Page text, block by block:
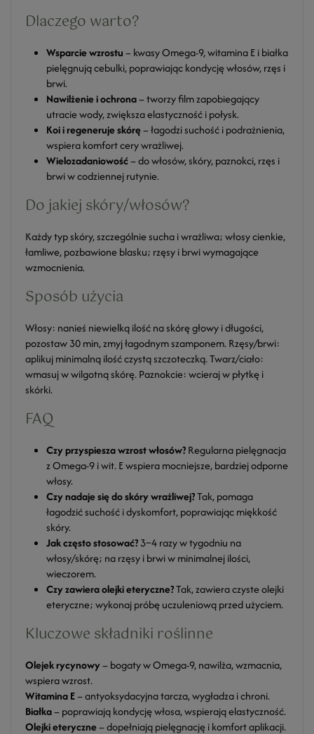
Dlaczego warto?
Wsparcie wzrostu– kwasy Omega-9, witamina E i białka
pielęgnują cebulki, poprawiając kondycję włosów, rzęs i
brwi.
Nawilżenie i ochrona– tworzy film zapobiegający
utracie wody, zwiększa elastyczność i połysk.
Koi i regeneruje skórę– łagodzi suchość i podrażnienia,
wspiera komfort cery wrażliwej.
Wielozadaniowość– do włosów, skóry, paznokci, rzęs i
brwi w codziennej rutynie.
Do jakiej skóry/włosów?
Każdy typ skóry, szczególnie sucha i wrażliwa; włosy cienkie,
łamliwe, pozbawione blasku; rzęsy i brwi wymagające
wzmocnienia.
Sposób użycia
Włosy: nanieś niewielką ilość na skórę głowy i długości,
pozostaw 30 min, zmyj łagodnym szamponem. Rzęsy/brwi:
aplikuj minimalną ilość czystą szczoteczką. Twarz/ciało:
wmasuj w wilgotną skórę. Paznokcie: wcieraj w płytkę i
skórki.
FAQ
Czy przyspiesza wzrost włosów?Regularna pielęgnacja
z Omega-9 i wit. E wspiera mocniejsze, bardziej odporne
włosy.
Czy nadaje się do skóry wrażliwej?Tak, pomaga
łagodzić suchość i dyskomfort, poprawiając miękkość
skóry.
Jak często stosować?3–4 razy w tygodniu na
włosy/skórę; na rzęsy i brwi w minimalnej ilości,
wieczorem.
Czy zawiera olejki eteryczne?Tak, zawiera czyste olejki
eteryczne; wykonaj próbę uczuleniową przed użyciem.
Kluczowe składniki roślinne
Olejek rycynowy– bogaty w Omega-9, nawilża, wzmacnia,
wspiera wzrost.
Witamina E– antyoksydacyjna tarcza, wygładza i chroni.
Białka– poprawiają kondycję włosa, wspierają elastyczność.
Olejki eteryczne– dopełniają pielęgnację i komfort aplikacji.